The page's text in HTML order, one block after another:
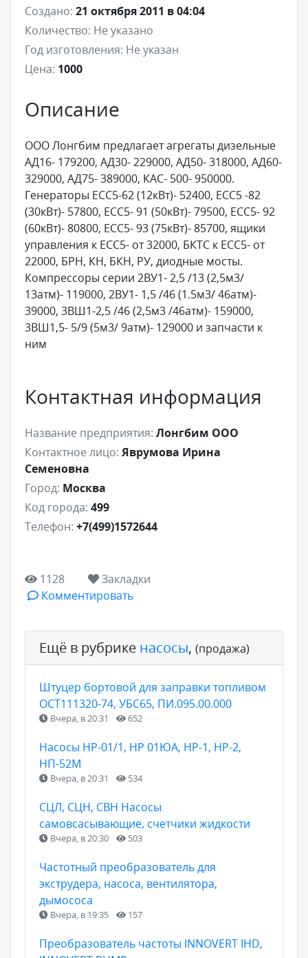
Создано: 21 октября 2011 в 04:04
Количество: Не указано
Год изготовления: Не указан
Цена: 1000
Описание
ООО Лонгбим предлагает агрегаты дизельные
АД16- 179200, АД30- 229000, АД50- 318000, АД60-
329000, АД75- 389000, КАС- 500- 950000.
Генераторы ЕСС5-62 (12кВт)- 52400, ЕСС5 -82
(30кВт)- 57800, ЕСС5- 91 (50кВт)- 79500, ЕСС5- 92
(60кВт)- 80800, ЕСС5- 93 (75кВт)- 85700, ящики
управления к ЕСС5- от 32000, БКТС к ЕСС5- от
22000, БРН, КН, БКН, РУ, диодные мосты.
Компрессоры серии 2ВУ1- 2,5 /13 (2,5м3/
13атм)- 119000, 2ВУ1- 1,5 /46 (1.5м3/ 46атм)-
39000, 3ВШ1-2,5 /46 (2,5м3 /46атм)- 159000,
3ВШ1,5- 5/9 (5м3/ 9атм)- 129000 и запчасти к
ним
Контактная информация
Название предприятия: Лонгбим ООО
Контактное лицо: Яврумова Ирина
Семеновна
Город: Москва
Код города: 499
Телефон: +7(499)1572644
1128
Закладки
Комментировать
Ещё в рубрике насосы, (продажа)
Штуцер бортовой для заправки топливом
ОСТ111320-74, УБС65, ПИ.095.00.000
Вчера, в 20:31 652
Насосы НР-01/1, НР 01ЮА, НР-1, НР-2,
НП-52М
Вчера, в 20:31 534
СЦЛ, СЦН, СВН Насосы
самовсасывающие, счетчики жидкости
Вчера, в 20:30 503
Частотный преобразователь для
экструдера, насоса, вентилятора,
дымососа
Вчера, в 19:35 157
Преобразователь частоты INNOVERT IHD,